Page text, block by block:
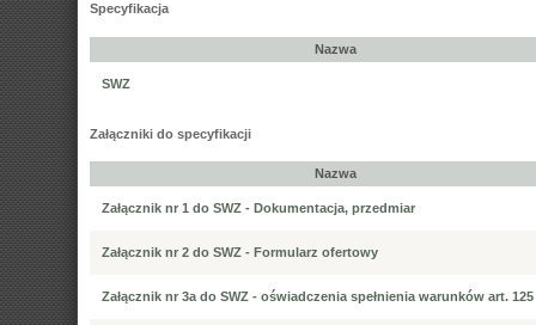
Specyfikacja
Nazwa
SWZ
Załączniki do specyfikacji
Nazwa
Załącznik nr 1 do SWZ - Dokumentacja, przedmiar
Załącznik nr 2 do SWZ - Formularz ofertowy
Załącznik nr 3a do SWZ - oświadczenia spełnienia warunków art. 125